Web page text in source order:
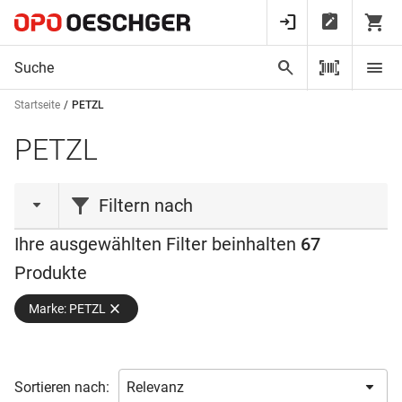
Startseite PETZL
PETZL
Filtern nach
Aktionen
Aktion (1)
Liquidation
(1)
Produktart
Ihre ausgewählten Filter beinhalten 67
Produkte
Marke: PETZL
Sortieren nach: